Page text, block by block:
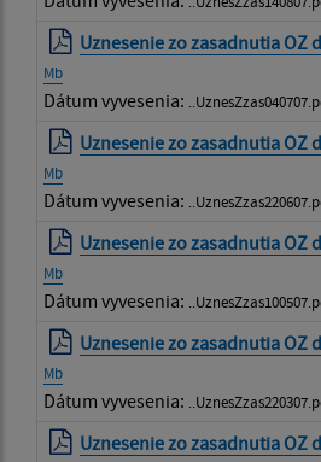
Uznesenie zo zasadnutia OZ
Mb
Dátum vyvesenia:
Uznesenie zo zasadnutia OZ
Mb
Dátum vyvesenia:
Uznesenie zo zasadnutia OZ
Mb
Dátum vyvesenia:
Uznesenie zo zasadnutia OZ
Mb
Dátum vyvesenia:
Uznesenie zo zasadnutia OZ